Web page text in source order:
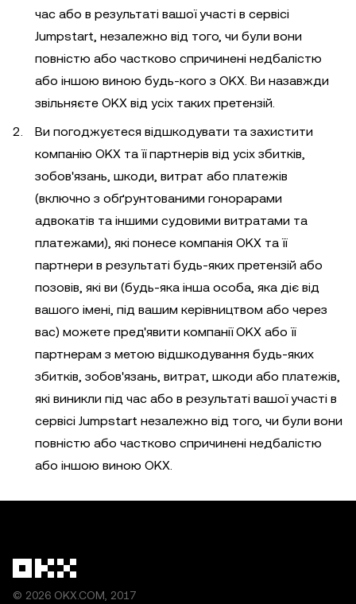
час або в результаті вашої участі в сервісі
Jumpstart, незалежно від того, чи були вони
повністю або частково спричинені недбалістю
або іншою виною будь-кого з OKX. Ви назавжди
звільняєте OKX від усіх таких претензій.
Ви погоджуєтеся відшкодувати та захистити
компанію OKX та її партнерів від усіх збитків,
зобов'язань, шкоди, витрат або платежів
(включно з обґрунтованими гонорарами
адвокатів та іншими судовими витратами та
платежами), які понесе компанія OKX та її
партнери в результаті будь-яких претензій або
позовів, які ви (будь-яка інша особа, яка діє від
вашого імені, під вашим керівництвом або через
вас) можете пред'явити компанії OKX або її
партнерам з метою відшкодування будь-яких
збитків, зобов'язань, витрат, шкоди або платежів,
які виникли під час або в результаті вашої участі в
сервісі Jumpstart незалежно від того, чи були вони
повністю або частково спричинені недбалістю
або іншою виною OKX.
© 2026 OKX.COM, 2017